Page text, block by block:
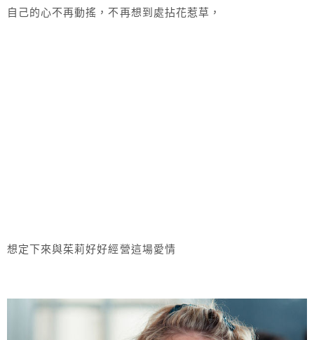
自己的心不再動搖，不再想到處拈花惹草，
想定下來與茱莉好好經營這場愛情